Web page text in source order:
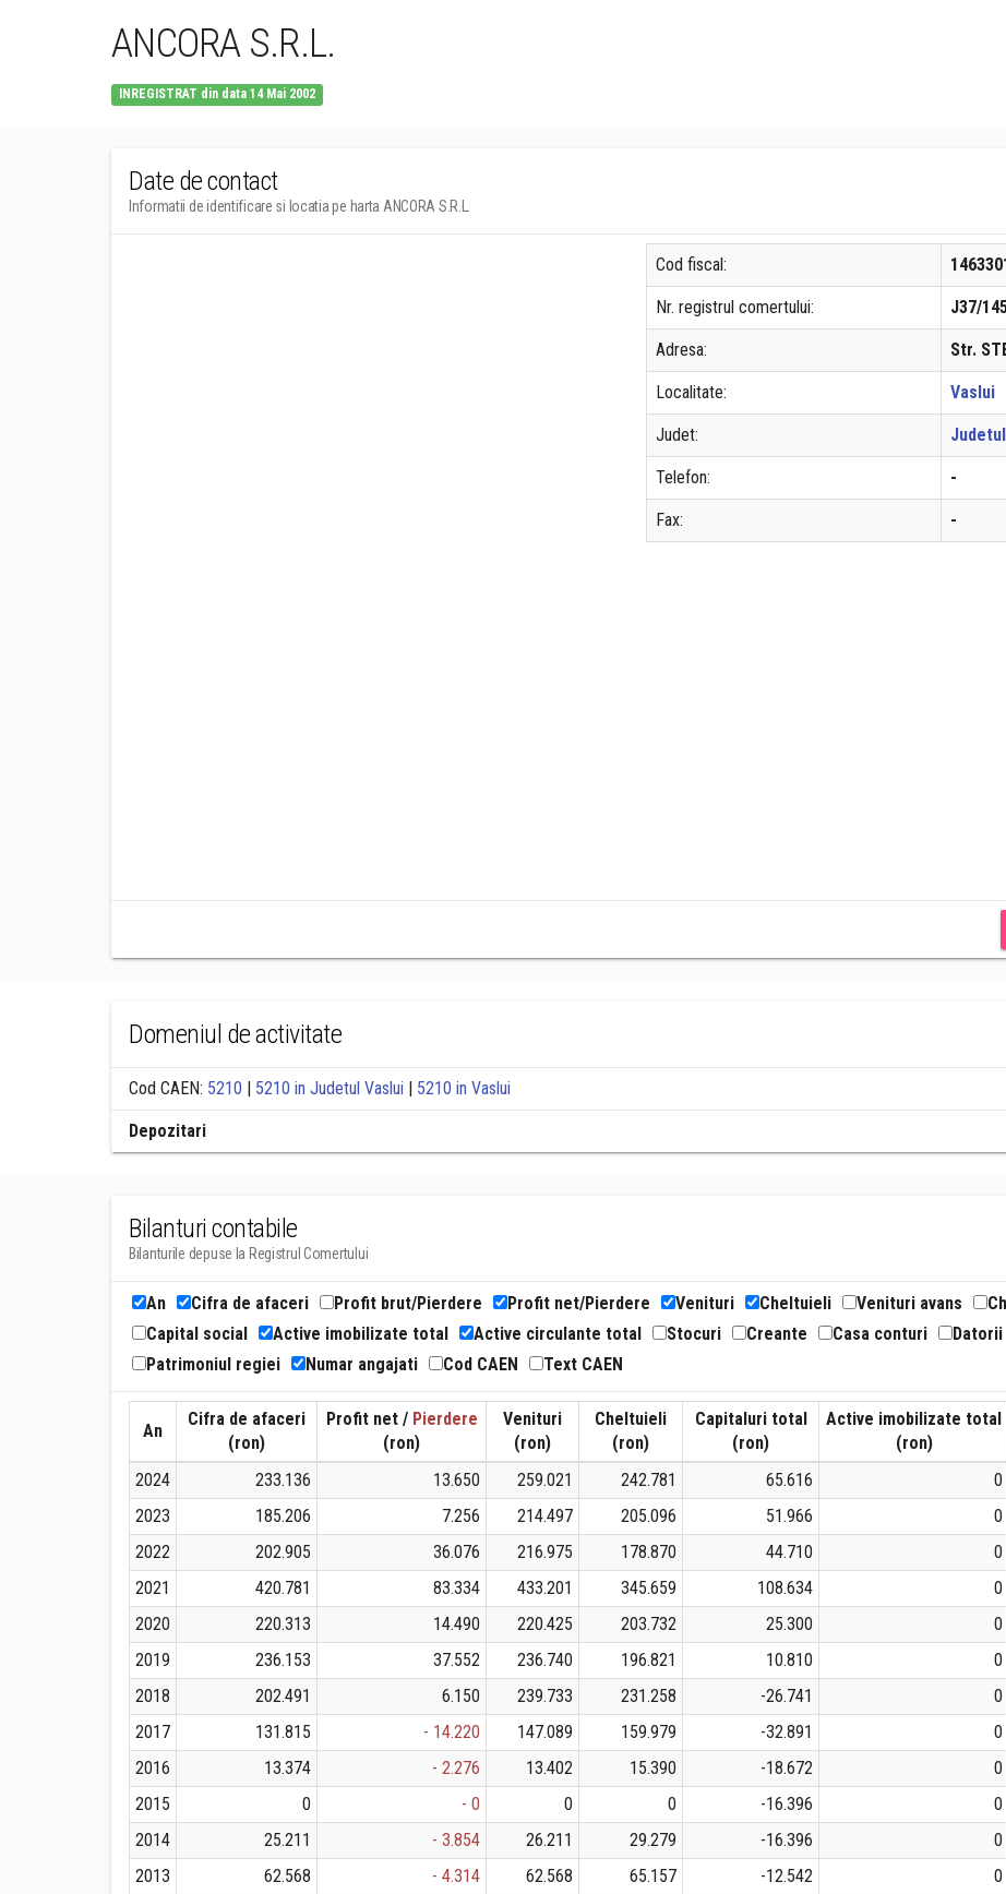
ANCORA S.R.L.
INREGISTRAT din data 14 Mai 2002
Date de contact
Informatii de identificare si locatia pe harta ANCORA S.R.L.
Cod fiscal:
Nr. registrul comertului: J37/
Adresa: Str.
Localitate: Vaslui
Judet:
Telefon: -
Fax: -
Domeniul de activitate
Cod CAEN: 5210 | 5210 in Judetul Vaslui | 5210 in Vaslui
Depozitari
Bilanturi contabile
Bilanturile depuse la Registrul Comertului
An Cifra de afaceri Profit brut/Pierdere Profit net/Pierdere Venituri Cheltuieli Venituri avans
Capital social
Active imobilizate total Active circulante total Stocuri Creante Casa conturi Datorii
Patrimoniul regiei
Numar angajati Cod CAEN Text CAEN
An
Cifra de afaceri
(ron)
Profit net / Pierdere
(ron)
Venituri
(ron)
Cheltuieli
(ron)
Capitaluri total
(ron)
Active imobilizate total
(ron)
2024
233.136 13.650 259.021 242.781 65.616 0
2023
185.206 7.256 214.497 205.096 51.966 0
2022
202.905 36.076 216.975 178.870 44.710 0
2021
420.781 83.334 433.201 345.659 108.634 0
2020
220.313 14.490 220.425 203.732 25.300 0
2019
236.153 37.552 236.740 196.821 10.810 0
2018
202.491 6.150 239.733 231.258 -26.741 0
2017
131.815 - 14.220 147.089 159.979 -32.891 0
2016
13.374 - 2.276 13.402 15.390 -18.672 0
2015
0 - 0 0 0 -16.396 0
2014
25.211 - 3.854 26.211 29.279 -16.396 0
2013
62.568 - 4.314 62.568 65.157 -12.542 0